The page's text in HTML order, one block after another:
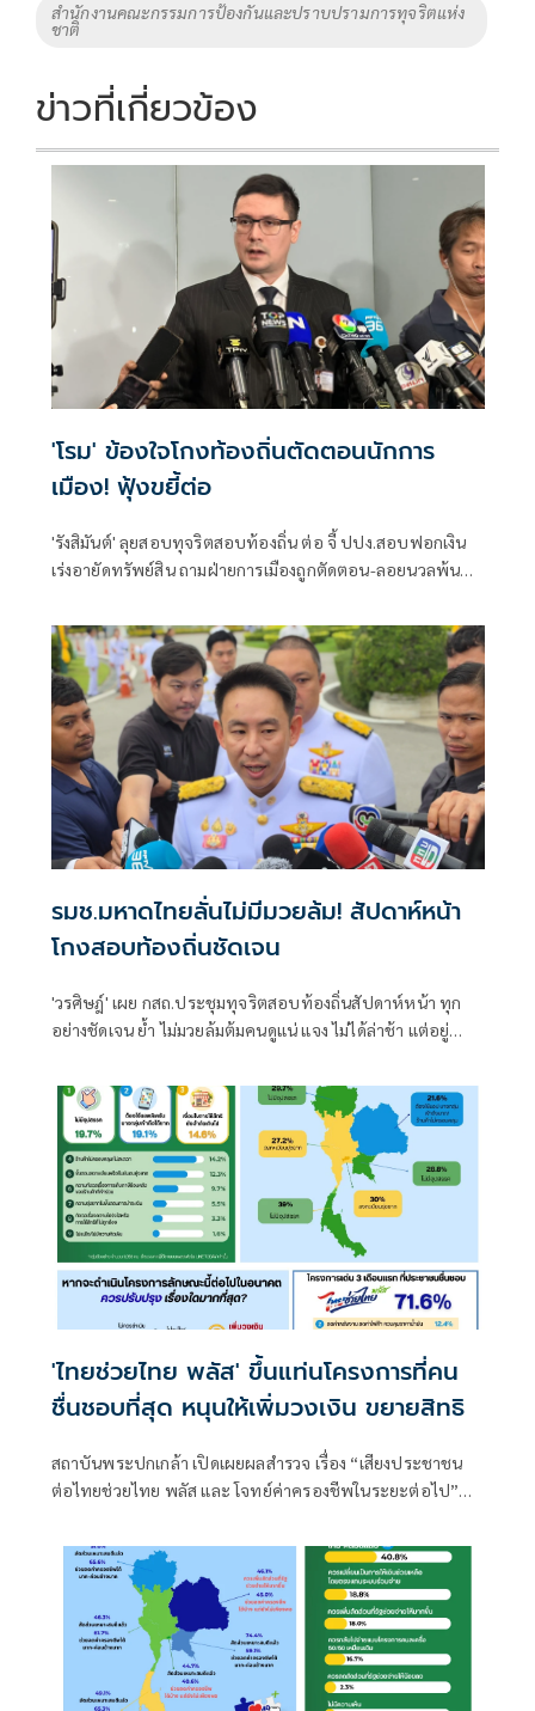
สำนักงานคณะกรรมการป้องกันและปราบปรามการทุจริตแห่ง
ชาติ
ข่าวที่เกี่ยวข้อง
'โรม' ข้องใจโกงท้องถิ่นตัดตอนนักการ
เมือง! ฟุ้งขยี้ต่อ
'รังสิมันต์' ลุยสอบทุจริตสอบท้องถิ่น ต่อ จี้ ปปง.สอบฟอกเงิน
เร่งอายัดทรัพย์สิน ถามฝ่ายการเมืองถูกตัดตอน-ลอยนวลพ้นผิด
รัดกุมหรือไม่
รมช.มหาดไทยลั่นไม่มีมวยล้ม! สัปดาห์หน้า
โกงสอบท้องถิ่นชัดเจน
'วรศิษฎ์' เผย กสถ.ประชุมทุจริตสอบท้องถิ่นสัปดาห์หน้า ทุก
อย่างชัดเจน ย้ำ ไม่มวยล้มต้มคนดูแน่ แจง ไม่ได้ล่าช้า แต่อยู่
ยังไม่เห็น
'ไทยช่วยไทย พลัส' ขึ้นแท่นโครงการที่คน
ชื่นชอบที่สุด หนุนให้เพิ่มวงเงิน ขยายสิทธิ
สถาบันพระปกเกล้า เปิดเผยผลสำรวจ เรื่อง “เสียงประชาชน
ต่อไทยช่วยไทย พลัส และ โจทย์ค่าครองชีพในระยะต่อไป”
วิชาการ ไม่มุ่งเน้นให้เกิดการชี้นำการเมือง แต่จัดทำเพื่อ “ฟัง”
การเมืองจากเสียงของประชาชน